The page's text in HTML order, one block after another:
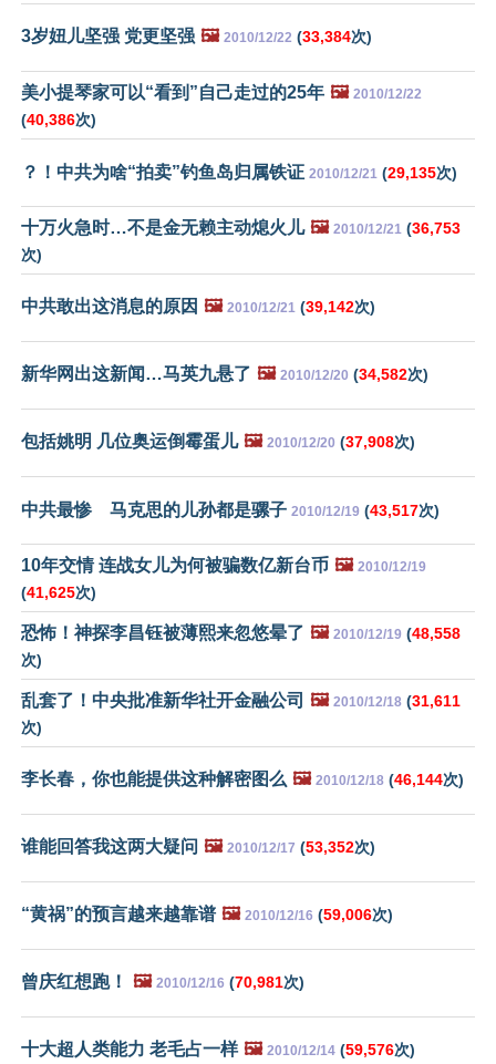
3岁妞儿坚强 党更坚强 🖼️ 2010/12/22 (33,384次)
美小提琴家可以“看到”自己走过的25年 🖼️ 2010/12/22
(40,386次)
？！中共为啥“拍卖”钓鱼岛归属铁证 2010/12/21 (29,135次)
十万火急时…不是金无赖主动熄火儿 🖼️ 2010/12/21 (36,753
次)
中共敢出这消息的原因 🖼️ 2010/12/21 (39,142次)
新华网出这新闻…马英九悬了 🖼️ 2010/12/20 (34,582次)
包括姚明 几位奥运倒霉蛋儿 🖼️ 2010/12/20 (37,908次)
中共最惨 马克思的儿孙都是骡子 2010/12/19 (43,517次)
10年交情 连战女儿为何被骗数亿新台币 🖼️ 2010/12/19
(41,625次)
恐怖！神探李昌钰被薄熙来忽悠晕了 🖼️ 2010/12/19 (48,558
次)
乱套了！中央批准新华社开金融公司 🖼️ 2010/12/18 (31,611
次)
李长春，你也能提供这种解密图么 🖼️ 2010/12/18 (46,144次)
谁能回答我这两大疑问 🖼️ 2010/12/17 (53,352次)
“黄祸”的预言越来越靠谱 🖼️ 2010/12/16 (59,006次)
曾庆红想跑！ 🖼️ 2010/12/16 (70,981次)
十大超人类能力 老毛占一样 🖼️ 2010/12/14 (59,576次)